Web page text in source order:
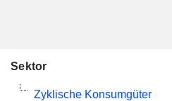
Sektor
Zyklische Konsumgüter